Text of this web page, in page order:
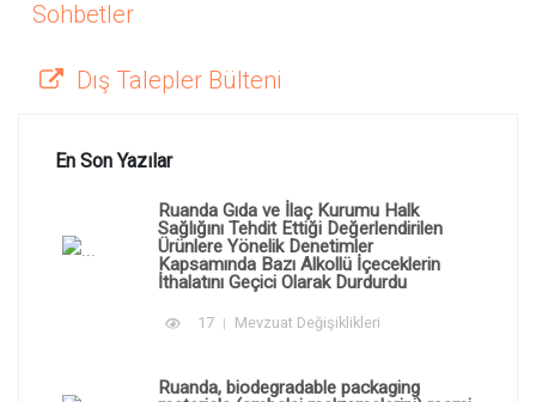
Sohbetler
Dış Talepler Bülteni
En Son Yazılar
Ruanda Gıda ve İlaç Kurumu Halk
Sağlığını Tehdit Ettiği Değerlendirilen
Ürünlere Yönelik Denetimler
Kapsamında Bazı Alkollü İçeceklerin
İthalatını Geçici Olarak Durdurdu
17 Mevzuat Değişiklikleri
Ruanda, biodegradable packaging